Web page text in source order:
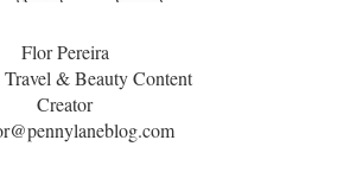
Flor Pereira
Travel & Beauty Content
Creator